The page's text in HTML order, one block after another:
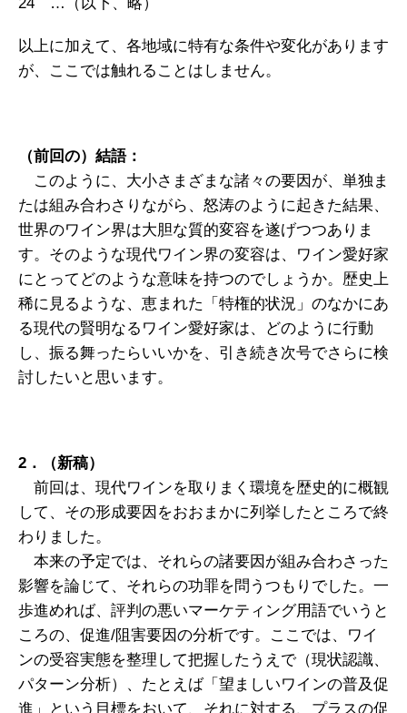
以上に加えて、各地域に特有な条件や変化があります
が、ここでは触れることはしません。
（前回の）結語：
このように、大小さまざまな諸々の要因が、単独ま
たは組み合わさりながら、怒涛のように起きた結果、
世界のワイン界は大胆な質的変容を遂げつつありま
す。そのような現代ワイン界の変容は、ワイン愛好家
にとってどのような意味を持つのでしょうか。歴史上
稀に見るような、恵まれた「特権的状況」のなかにあ
る現代の賢明なるワイン愛好家は、どのように行動
し、振る舞ったらいいかを、引き続き次号でさらに検
討したいと思います。
2 ．（新稿）
前回は、現代ワインを取りまく環境を歴史的に概観
して、その形成要因をおおまかに列挙したところで終
わりました。
本来の予定では、それらの諸要因が組み合わさった
影響を論じて、それらの功罪を問うつもりでした。一
歩進めれば、評判の悪いマーケティング用語でいうと
ころの、促進/阻害要因の分析です。ここでは、ワイ
ンの受容実態を整理して把握したうえで（現状認識、
パターン分析）、たとえば「望ましいワインの普及促
進」という目標をおいて、それに対する、プラスの促